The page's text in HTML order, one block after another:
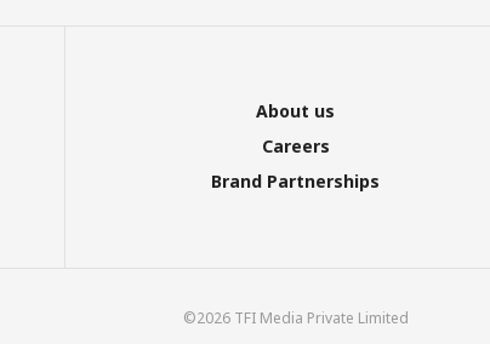
About us
Careers
Brand Partnerships
©2026 TFI Media Private Limited